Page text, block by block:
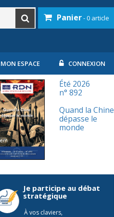
Panier- 0 article
MON ESPACE CONNEXION
Été 2026
n° 892
Quand la Chine
dépasse le
monde
Je participe au débat
stratégique
À vos claviers,